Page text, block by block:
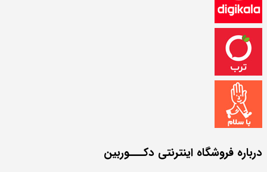
درباره فروشگاه اینترنتی دکـــوربین